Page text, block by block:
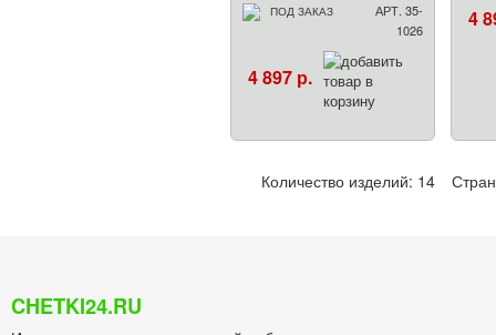
ПОД ЗАКАЗ
АРТ. 35-
1026
4 897 р.
4
Количество изделий: 14
CHETKI24.RU